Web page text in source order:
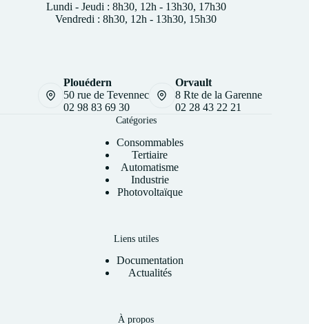
Lundi - Jeudi : 8h30, 12h - 13h30, 17h30
Vendredi : 8h30, 12h - 13h30, 15h30
Plouédern
50 rue de Tevennec
02 98 83 69 30
Orvault
8 Rte de la Garenne
02 28 43 22 21
Catégories
Consommables
Tertiaire
Automatisme
Industrie
Photovoltaïque
Liens utiles
Documentation
Actualités
À propos